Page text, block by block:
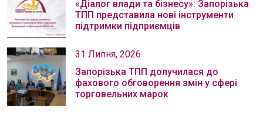
«Діалог влади та бізнесу»: Запорізька
ТПП представила нові інструменти
підтримки підприємців
31 Липня, 2026
Запорізька ТПП долучилася до
фахового обговорення змін у сфері
торговельних марок